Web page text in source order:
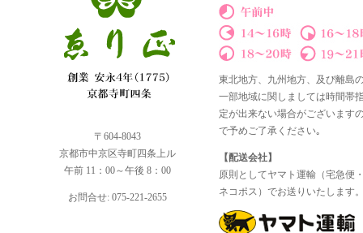
〒604-8043
京都市中京区寺町四条上ル
午前 11：00～午後 8：00
お問合せ: 075-221-2655
東北地方、九州地方、及び離島
一部地域に関しましては時間帯
定が出来ない場合がございます
で予めご了承ください｡
【配送会社】
原則としてヤマト運輸（宅急便
ネコポス）でお送りいたします